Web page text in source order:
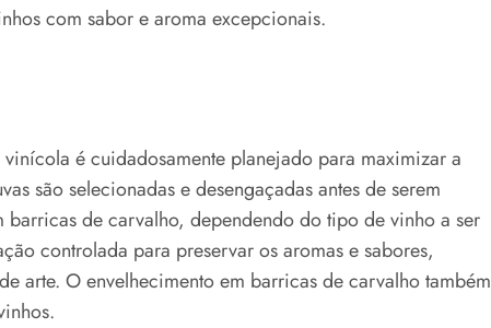
com sabor e aroma excepcionais.
é cuidadosamente planejado para maximizar a
são selecionadas e desengaçadas antes de serem
de carvalho, dependendo do tipo de vinho a ser
controlada para preservar os aromas e sabores,
arte. O envelhecimento em barricas de carvalho também